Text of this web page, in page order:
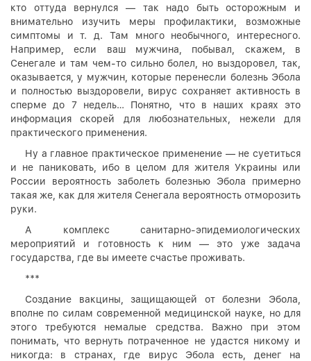
кто оттуда вернулся — так надо быть осторожным и
внимательно изучить меры профилактики, возможные
симптомы и т. д. Там много необычного, интересного.
Например, если ваш мужчина, побывал, скажем, в
Сенегале и там чем-то сильно болел, но выздоровел, так,
оказывается, у мужчин, которые перенесли болезнь Эбола
и полностью выздоровели, вирус сохраняет активность в
сперме до 7 недель… Понятно, что в наших краях это
информация скорей для любознательных, нежели для
практического применения.
Ну а главное практическое применение — не суетиться
и не паниковать, ибо в целом для жителя Украины или
России вероятность заболеть болезнью Эбола примерно
такая же, как для жителя Сенегала вероятность отморозить
руки.
А комплекс санитарно-эпидемиологических
мероприятий и готовность к ним — это уже задача
государства, где вы имеете счастье проживать.
***
Создание вакцины, защищающей от болезни Эбола,
вполне по силам современной медицинской науке, но для
этого требуются немалые средства. Важно при этом
понимать, что вернуть потраченное не удастся никому и
никогда: в странах, где вирус Эбола есть, денег на